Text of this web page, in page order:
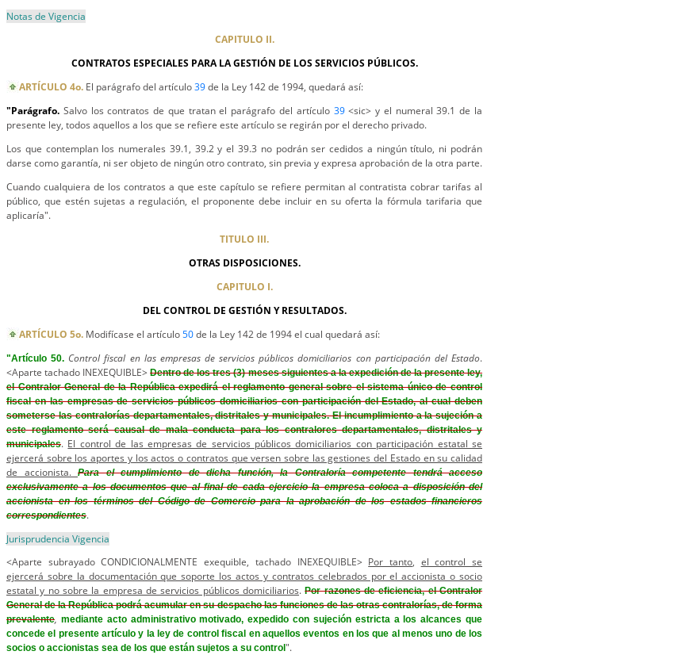
Notas de Vigencia
CAPITULO II.
CONTRATOS ESPECIALES PARA LA GESTIÓN DE LOS SERVICIOS PÚBLICOS.
ARTÍCULO 4o. El parágrafo del artículo39de la Ley 142 de 1994, quedará así:
"Parágrafo. Salvo los contratos de que tratan el parágrafo del artículo 39<sic> y el numeral 39.1 de la
presente ley, todos aquellos a los que se refiere este artículo se regirán por el derecho privado.
Los que contemplan los numerales 39.1, 39.2 y el 39.3 no podrán ser cedidos a ningún título, ni podrán
darse como garantía, ni ser objeto de ningún otro contrato, sin previa y expresa aprobación de la otra parte.
Cuando cualquiera de los contratos a que este capítulo se refiere permitan al contratista cobrar tarifas al
público, que estén sujetas a regulación, el proponente debe incluir en su oferta la fórmula tarifaria que
aplicaría".
TITULO III.
OTRAS DISPOSICIONES.
CAPITULO I.
DEL CONTROL DE GESTIÓN Y RESULTADOS.
ARTÍCULO 5o. Modifícase el artículo50de la Ley 142 de 1994 el cual quedará así:
"Artículo 50. Control fiscal en las empresas de servicios públicos domiciliarios con participación del Estado.
<Aparte tachado INEXEQUIBLE>Dentro de los tres (3) meses siguientes a la expedición de la presente ley,
el Contralor General de la República expedirá el reglamento general sobre el sistema único de control
fiscal en las empresas de servicios públicos domiciliarios con participación del Estado, al cual deben
someterse las contralorías departamentales, distritales y municipales. El incumplimiento a la sujeción a
este reglamento será causal de mala conducta para los contralores departamentales, distritales y
municipales. El control de las empresas de servicios públicos domiciliarios con participación estatal se
ejercerá sobre los aportes y los actos o contratos que versen sobre las gestiones del Estado en su calidad
de accionista. Para el cumplimiento de dicha función, la Contraloría competente tendrá acceso
exclusivamente a los documentos que al final de cada ejercicio la empresa coloca a disposición del
accionista en los términos del Código de Comercio para la aprobación de los estados financieros
correspondientes.
Jurisprudencia Vigencia
<Aparte subrayado CONDICIONALMENTE exequible, tachado INEXEQUIBLE> Por tanto, el control se
ejercerá sobre la documentación que soporte los actos y contratos celebrados por el accionista o socio
estatal y no sobre la empresa de servicios públicos domiciliarios.Por razones de eficiencia, el Contralor
General de la República podrá acumular en su despacho las funciones de las otras contralorías, de forma
prevalente, mediante acto administrativo motivado, expedido con sujeción estricta a los alcances que
concede el presente artículo y la ley de control fiscal en aquellos eventos en los que al menos uno de los
socios o accionistas sea de los que están sujetos a su control ".